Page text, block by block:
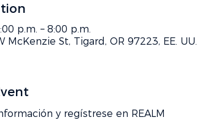
p.m. – 8:00 p.m.
McKenzie St, Tigard, OR 97223, EE. UU.
y regístrese en REALM